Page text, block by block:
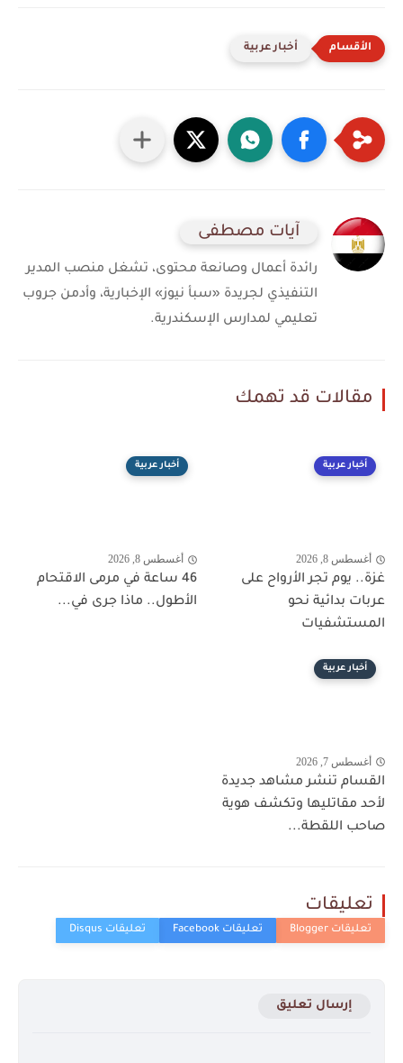
أخبار عربية
آيات مصطفى
رائدة أعمال وصانعة محتوى، تشغل منصب المدير
التنفيذي لجريدة «سبأ نيوز» الإخبارية، وأدمن جروب
تعليمي لمدارس الإسكندرية.
مقالات قد تهمك
أخبار عربية
أغسطس 8, 2026
غزة.. يوم تجر الأرواح على
عربات بدائية نحو
المستشفيات
أخبار عربية
أغسطس 8, 2026
46 ساعة في مرمى الاقتحام
الأطول.. ماذا جرى في...
أخبار عربية
أغسطس 7, 2026
القسام تنشر مشاهد جديدة
لأحد مقاتليها وتكشف هوية
صاحب اللقطة...
تعليقات
إرسال تعليق